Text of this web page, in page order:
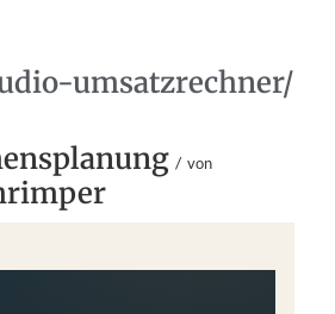
umsatzrechner/
/ von